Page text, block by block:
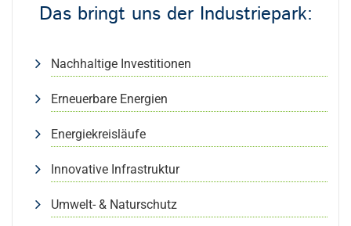
Das bringt uns der Industriepark:
Nachhaltige Investitionen
Erneuerbare Energien
Energiekreisläufe
Innovative Infrastruktur
Umwelt- & Naturschutz